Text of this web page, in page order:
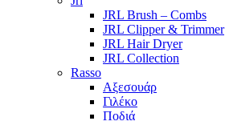
JRL Brush – Combs
JRL Clipper & Trimmer
JRL Hair Dryer
JRL Collection
Rasso
Αξεσουάρ
Γιλέκο
Ποδιά